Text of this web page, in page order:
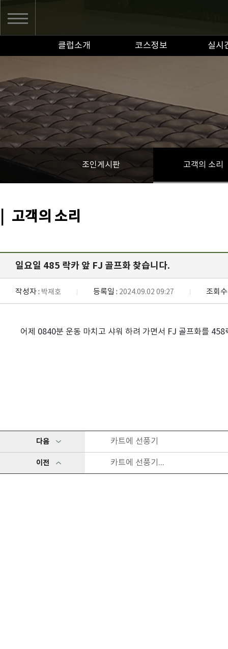
클럽소개 코스정보 실시
조인게시판 고객의 소리
고객의 소리
일요일 485 락카 앞 FJ 골프화 찾습니다.
작성자 : 박재호 등록일 : 2024.09.02 09:27 조회
어제 0840분 운동 마치고 샤워 하려 가면서 FJ 골프화를
다음 카트에 선풍기
이전 카트에 선풍기...